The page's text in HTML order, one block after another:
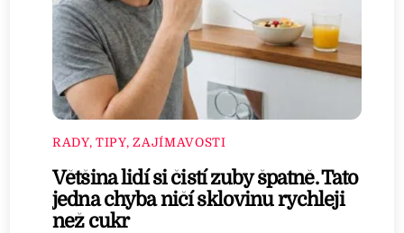
RADY, TIPY, ZAJÍMAVOSTI
Většina lidí si čistí zuby špatně. Tato
jedna chyba ničí sklovinu rychleji
než cukr